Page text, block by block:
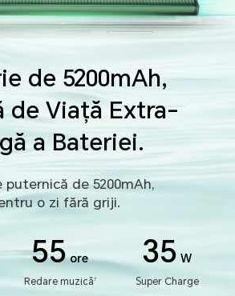
de 5200mAh,
de Viață Extra-
a Bateriei.
puternică de 5200mAh,
o zi fără griji.
55ore
Redare muzică7
35 W
Super Charge